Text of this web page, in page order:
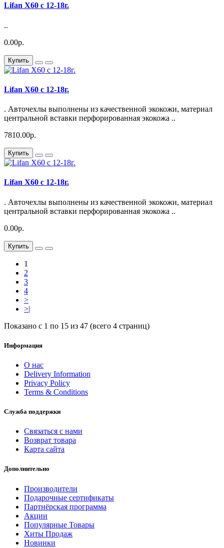
Lifan X60 с 12-18г.
..
0.00р.
Купить
Lifan X60 с 12-18г.
. Авточехлы выполнены из качественной экокожи, материал
центральной вставки перфорированная экокожа ..
7810.00р.
Купить
Lifan X60 с 12-18г.
. Авточехлы выполнены из качественной экокожи, материал
центральной вставки перфорированная экокожа ..
0.00р.
Купить
1
2
3
4
>
>|
Показано с 1 по 15 из 47 (всего 4 страниц)
Информация
О нас
Delivery Information
Privacy Policy
Terms & Conditions
Служба поддержки
Связаться с нами
Возврат товара
Карта сайта
Дополнительно
Производители
Подарочные сертификаты
Партнёрская программа
Акции
Популярные Товары
Хиты Продаж
Новинки